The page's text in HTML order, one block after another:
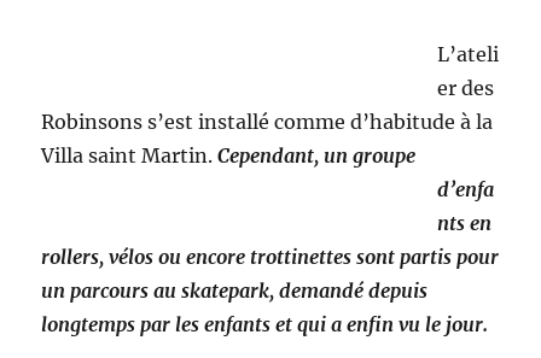
L’ateli
er des
Robinsons s’est installé comme d’habitude à la
Villa saint Martin.Cependant, un groupe
d’enfa
nts en
rollers, vélos ou encore trottinettes sont partis pour
un parcours au skatepark, demandé depuis
longtemps par les enfants et qui a enfin vu le jour.